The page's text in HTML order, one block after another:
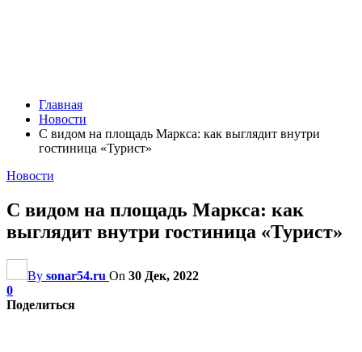
Главная
Новости
С видом на площадь Маркса: как выглядит внутри
гостиница «Турист»
Новости
С видом на площадь Маркса: как
выглядит внутри гостиница «Турист»
By sonar54.ru On 30 Дек, 2022
0
Поделиться